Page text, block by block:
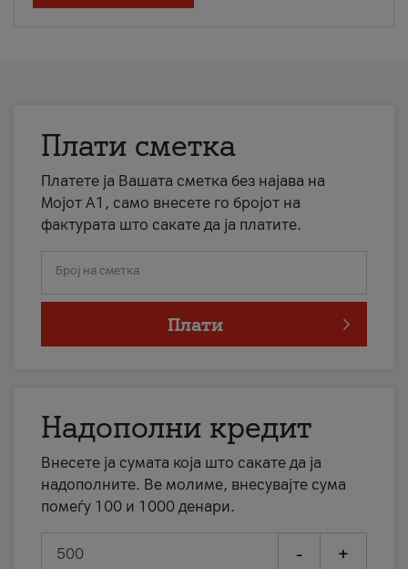
Плати сметка
Платете ја Вашата сметка без најава на
Мојот А1, само внесете го бројот на
фактурата што сакате да ја платите.
Број на сметка
Плати
Надополни кредит
Внесете ја сумата која што сакате да ја
надополните. Ве молиме, внесувајте сума
помеѓу 100 и 1000 денари.
- +